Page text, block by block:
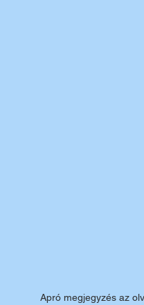
Apró megjegyzés az